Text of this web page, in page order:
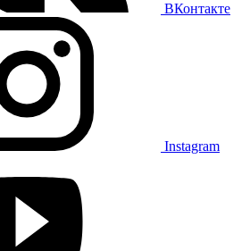
ВКонтакте
Instagram